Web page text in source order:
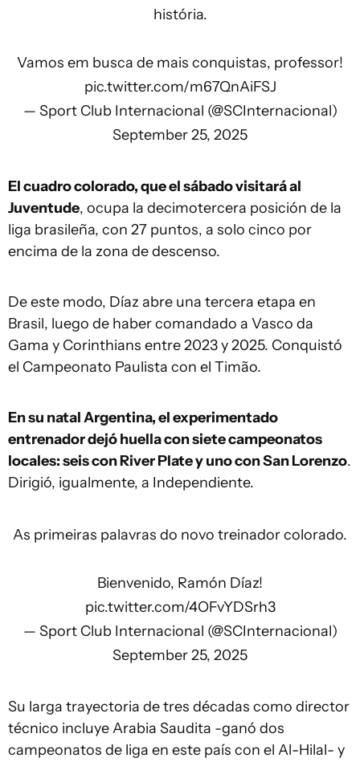
história.
Vamos em busca de mais conquistas, professor!
pic.twitter.com/m67QnAiFSJ
— Sport Club Internacional (@SCInternacional)
September 25, 2025
El cuadro colorado, que el sábado visitará al
Juventude, ocupa la decimotercera posición de la
liga brasileña, con 27 puntos, a solo cinco por
encima de la zona de descenso.
De este modo, Díaz abre una tercera etapa en
Brasil, luego de haber comandado a Vasco da
Gama y Corinthians entre 2023 y 2025. Conquistó
el Campeonato Paulista con el Timão.
En su natal Argentina, el experimentado
entrenador dejó huella con siete campeonatos
locales: seis con River Plate y uno con San Lorenzo.
Dirigió, igualmente, a Independiente.
As primeiras palavras do novo treinador colorado.
Bienvenido, Ramón Díaz!
pic.twitter.com/4OFvYDSrh3
— Sport Club Internacional (@SCInternacional)
September 25, 2025
Su larga trayectoria de tres décadas como director
técnico incluye Arabia Saudita -ganó dos
campeonatos de liga en este país con el Al-Hilal- y